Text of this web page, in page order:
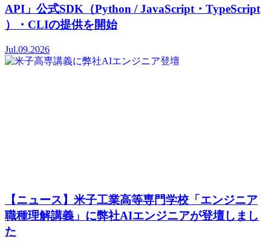
API」公式SDK（Python / JavaScript・TypeScript
）・CLIの提供を開始
Jul.09.2026
【ニュース】米子工業高等専門学校「エンジニア
職種理解講義」に弊社AIエンジニアが登壇しまし
た